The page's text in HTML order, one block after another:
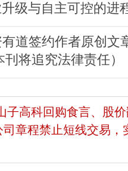
级与自主可控的进
有道签约作者原创
将追究法律责任）
子高科回购食言、股
章程禁止短线交易